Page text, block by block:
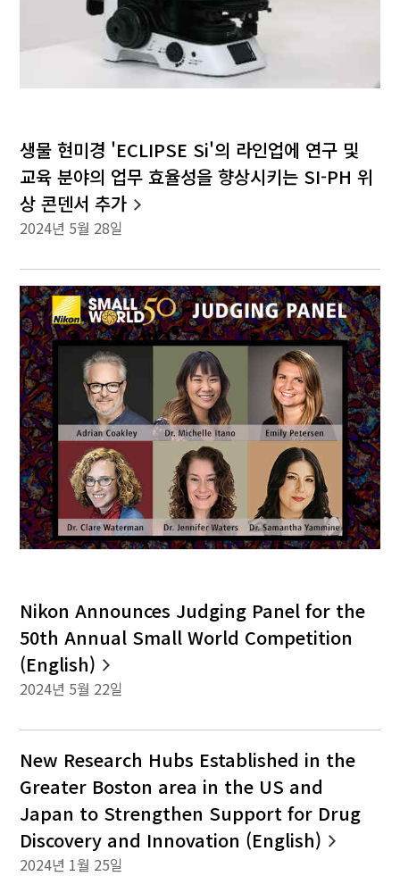
생물 현미경 'ECLIPSE Si'의 라인업에 연구 및
교육 분야의 업무 효율성을 향상시키는 SI-PH 위
상 콘덴서 추가
2024년 5월 28일
Nikon Announces Judging Panel for the
50th Annual Small World Competition
(English)
2024년 5월 22일
New Research Hubs Established in the
Greater Boston area in the US and
Japan to Strengthen Support for Drug
Discovery and Innovation (English)
2024년 1월 25일